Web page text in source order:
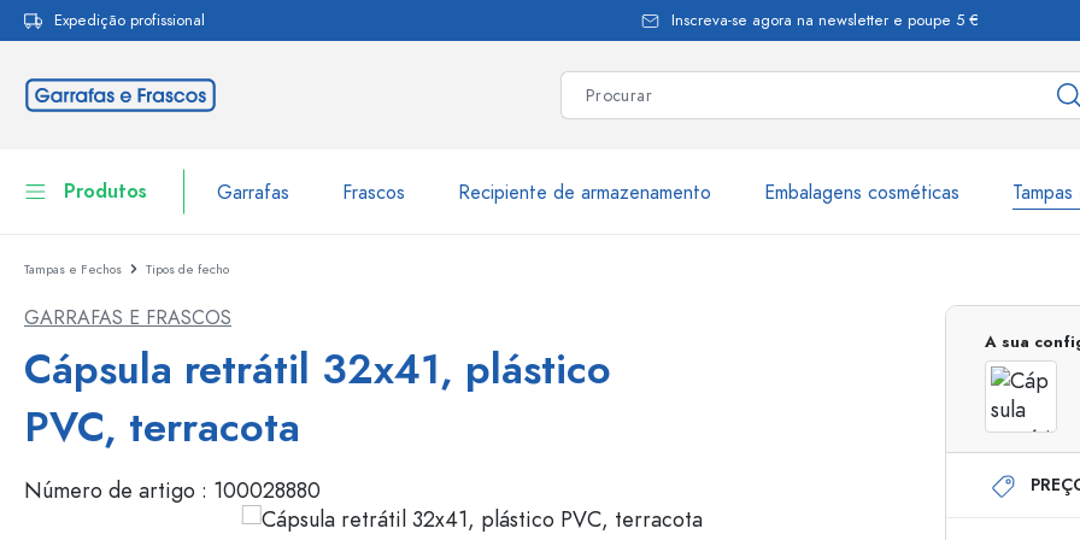
Saltar para a navegação principal
Expedição profissional Inscreva-se agora na newsletter e poupe 5 €
Produtos Garrafas Frascos Recipiente de armazenamento Embalagens cosméticas
Garrafas
Recipiente de armazenamento
Louça de mesa
Embalagens cosméticas
Garrafas WECK
Garrafas com tampa mecânica
Frascos de pulverização
Dispensadores
Frascos com roll-on
Tampas e Fechos Tipos de fecho
GARRAFAS E FRASCOS
Cápsula retrátil 32x41, plástico
PVC, terracota
Número de artigo : 100028880
A sua